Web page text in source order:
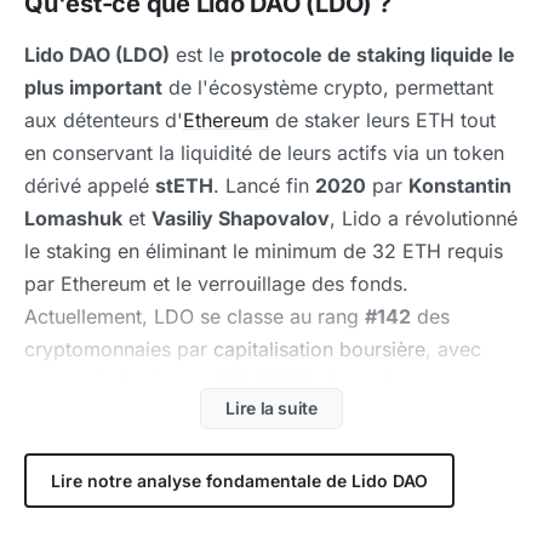
Lido DAO (LDO) est le protocole de staking liquide le
plus important de l'écosystème crypto, permettant
aux détenteurs d'Ethereum de staker leurs ETH tout
en conservant la liquidité de leurs actifs via un token
dérivé appelé stETH. Lancé fin 2020 par Konstantin
Lomashuk et Vasiliy Shapovalov, Lido a révolutionné
le staking en éliminant le minimum de 32 ETH requis
par Ethereum et le verrouillage des fonds.
Actuellement, LDO se classe au rang #142 des
cryptomonnaies par capitalisation boursière, avec
analyse fondamentale de Lido DAO
Comment fonctionne Lido ?
Lido simplifie le staking Ethereum via un mécanisme
Lire la suite
Lire notre analyse fondamentale de Lido DAO